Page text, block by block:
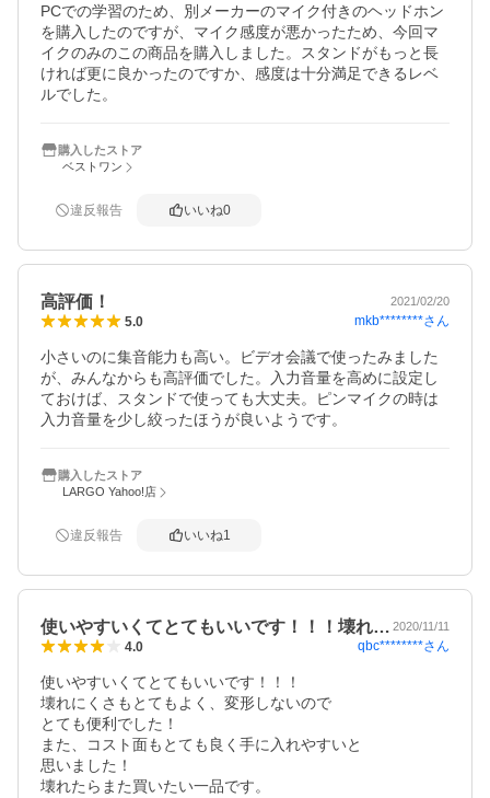
PCでの学習のため、別メーカーのマイク付きのヘッドホン
を購入したのですが、マイク感度が悪かったため、今回マ
イクのみのこの商品を購入しました。スタンドがもっと長
ければ更に良かったのですか、感度は十分満足できるレベ
ルでした。
購入したストア
ベストワン
違反報告 いいね0
高評価！ 2021/02/20
5.0 mkb********さん
小さいのに集音能力も高い。ビデオ会議で使ったみました
が、みんなからも高評価でした。入力音量を高めに設定し
ておけば、スタンドで使っても大丈夫。ピンマイクの時は
入力音量を少し絞ったほうが良いようです。
購入したストア
LARGO Yahoo!店
違反報告 いいね1
使いやすいくてとてもいいです！！！壊れ… 2020/11/11
4.0 qbc********さん
使いやすいくてとてもいいです！！！
壊れにくさもとてもよく、変形しないので
とても便利でした！
また、コスト面もとても良く手に入れやすいと
思いました！
壊れたらまた買いたい一品です。